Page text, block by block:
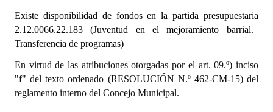
Actas de Sesión
Informes de Unidad Coordinadora
Ejecución Presupuestaria
Actas de Audiencias Públicas
Existe disponibilidad de fondos en la partida presupuestaria
2.12.0066.22.183 (Juventud en el mejoramiento barrial.
Transferencia de programas)
En virtud de las atribuciones otorgadas por el art. 09.º) inciso
"f" del texto ordenado (RESOLUCIÓN N.º 462-CM-15) del
reglamento interno del Concejo Municipal.